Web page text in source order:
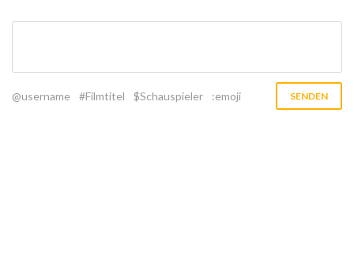
@username #Filmtitel $Schauspieler :emoji